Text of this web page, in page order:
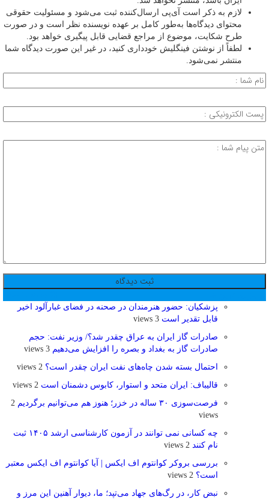
لازم به ذکر است آی‌پی ارسال‌کننده ثبت می‌شود و مسئولیت حقوقی
محتوای دیدگاه‌ها به‌طور کامل بر عهده نویسنده نظر است و در صورت
طرح شکایت، موضوع از مراجع قضایی قابل پیگیری خواهد بود.
لطفاً از نوشتن فینگلیش خودداری کنید، در غیر این صورت دیدگاه شما
منتشر نمی‌شود.
پزشکیان: حضور هنرمندان در صحنه در فضای غبارآلود اخیر
قابل تقدیر است 3 views
صادرات گاز ایران به عراق چقدر شد؟/ وزیر نفت: حجم
صادرات گاز به بغداد و بصره را افزایش می‌دهیم 3 views
احتمال بسته شدن چاه‌های نفت ایران چقدر است؟ 2 views
قالیباف: ایران متحد و استوار، کابوس دشمنان است 2 views
فرصت‌سوزی ۳۰ ساله در خزر؛ هنوز هم می‌توانیم برگردیم
2
views
چه کسانی نمی توانند در آزمون کارشناسی ارشد ۱۴۰۵ ثبت
نام کنند 2 views
بررسی بروکر کوانتوم اف ایکس | آیا کوانتوم اف ایکس معتبر
است؟ 2 views
نبض کار، در رگ‌های جهاد می‌تپد؛ ما، دیوار آهنین این مرز و